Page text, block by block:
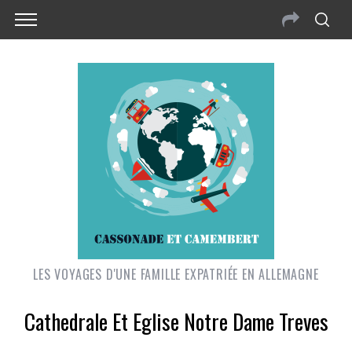
LES VOYAGES D'UNE FAMILLE EXPATRIÉE EN ALLEMAGNE
Cathedrale Et Eglise Notre Dame Treves